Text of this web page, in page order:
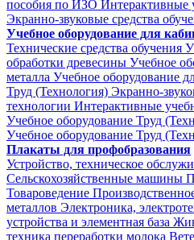
пособия по ИЗО Интерактивные
Экранно-звуковые средства
Учебное оборудование для
Технические средства обучения
обработки древесины Учебное
металла Учебное оборудование
Труд (Технология) Экранно-
технологии Интерактивные
Учебное оборудование Труд
Учебное оборудование Труд
Плакаты для профобразования
Устройство, техническое
Сельскохозяйственные машины
Товароведение
металлов Электроника,
устройства и элементная база
техника переработки молока